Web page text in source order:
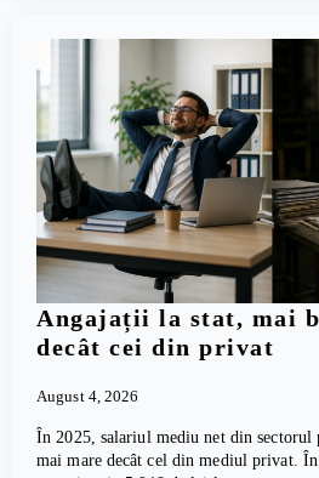
Angajații la stat, mai
decât cei din privat
August 4, 2026
În 2025, salariul mediu net din sectorul
mai mare decât cel din mediul privat.